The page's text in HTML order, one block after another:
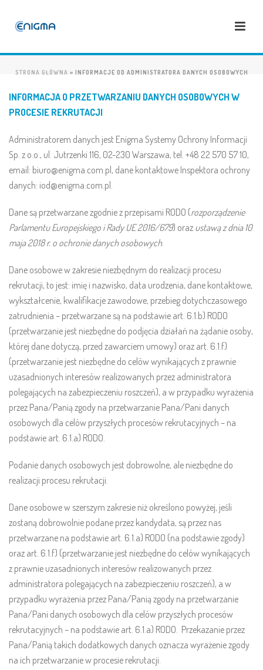
STRONA GŁÓWNA » INFORMACJE OD ADMINISTRATORA DANYCH OSOBOWYCH
INFORMACJA O PRZETWARZANIU DANYCH OSOBOWYCH W
PROCESIE REKRUTACJI
Administratorem danych jest Enigma Systemy Ochrony Informacji
Sp. z o.o., ul. Jutrzenki 116, 02-230 Warszawa, tel. +48 22 570 57 10,
email: biuro@enigma.com.pl, dane kontaktowe Inspektora ochrony
danych: iod@enigma.com.pl .
Dane są przetwarzane zgodnie z przepisami RODO (rozporządzenie
Parlamentu Europejskiego i Rady UE 2016/679) oraz ustawą z dnia 10
maja 2018 r. o ochronie danych osobowych.
Dane osobowe w zakresie niezbędnym do realizacji procesu
rekrutacji, to jest: imię i nazwisko, data urodzenia, dane kontaktowe,
wykształcenie, kwalifikacje zawodowe, przebieg dotychczasowego
zatrudnienia – przetwarzane są na podstawie art. 6.1.b) RODO
(przetwarzanie jest niezbędne do podjęcia działań na żądanie osoby,
której dane dotyczą, przed zawarciem umowy) oraz art. 6.1.f)
(przetwarzanie jest niezbędne do celów wynikających z prawnie
uzasadnionych interesów realizowanych przez administratora
polegających na zabezpieczeniu roszczeń), a w przypadku wyrażenia
przez Pana/Panią zgody na przetwarzanie Pana/Pani danych
osobowych dla celów przyszłych procesów rekrutacyjnych – na
podstawie art. 6.1.a) RODO.
Podanie danych osobowych jest dobrowolne, ale niezbędne do
realizacji procesu rekrutacji.
Dane osobowe w szerszym zakresie niż określono powyżej, jeśli
zostaną dobrowolnie podane przez kandydata, są przez nas
przetwarzane na podstawie art. 6.1.a) RODO (na podstawie zgody)
oraz art. 6.1.f) (przetwarzanie jest niezbędne do celów wynikających
z prawnie uzasadnionych interesów realizowanych przez
administratora polegających na zabezpieczeniu roszczeń), a w
przypadku wyrażenia przez Pana/Panią zgody na przetwarzanie
Pana/Pani danych osobowych dla celów przyszłych procesów
rekrutacyjnych – na podstawie art. 6.1.a) RODO. Przekazanie przez
Pana/Panią takich dodatkowych danych oznacza wyrażenie zgody
na ich przetwarzanie w procesie rekrutacji.